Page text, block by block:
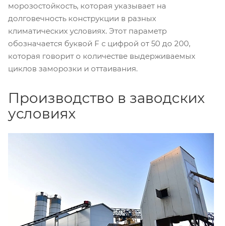
морозостойкость, которая указывает на
долговечность конструкции в разных
климатических условиях. Этот параметр
обозначается буквой F с цифрой от 50 до 200,
которая говорит о количестве выдерживаемых
циклов заморозки и оттаивания.
Производство в заводских
условиях